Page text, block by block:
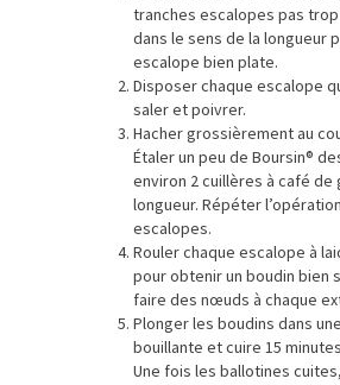
tranches escalopes pas
dans le sens de la longueur
escalope bien plate.
Disposer chaque escalope
saler et poivrer.
Hacher grossièrement au
Étaler un peu de Boursin®
environ 2 cuillères à café de
longueur. Répéter
escalopes.
Rouler chaque escalope à
pour obtenir un boudin bien
faire des nœuds à chaque
Plonger les boudins dans
bouillante et cuire 15
Une fois les ballotines